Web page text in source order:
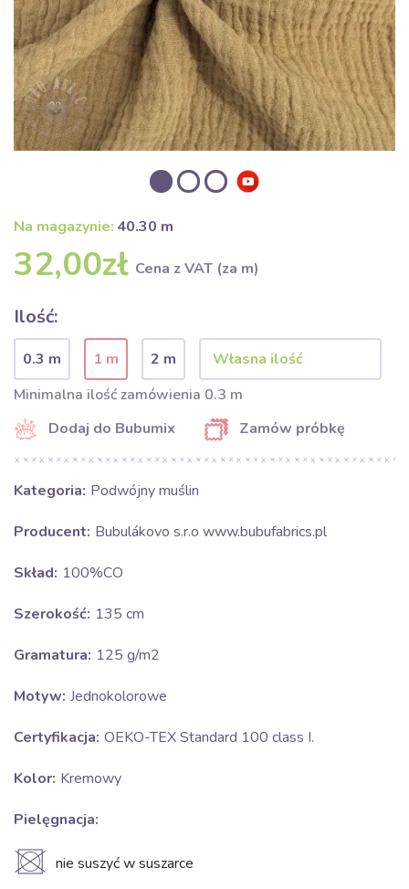
Na magazynie: 40.30 m
32,00zł Cena z VAT (za m)
Ilość:
0.3 m 1 m
2 m
Minimalna ilość zamówienia 0.3 m
Dodaj do Bubumix
Zamów próbkę
Kategoria: Podwójny muślin
Producent: Bubulákovo s.r.o www.bubufabrics.pl
Skład: 100%CO
Szerokość: 135 cm
Gramatura: 125 g/m2
Motyw: Jednokolorowe
Certyfikacja: OEKO-TEX Standard 100 class I.
Kolor: Kremowy
Pielęgnacja:
U nie suszyć w suszarce